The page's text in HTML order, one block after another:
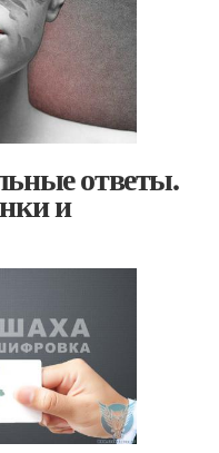
ответы.
и